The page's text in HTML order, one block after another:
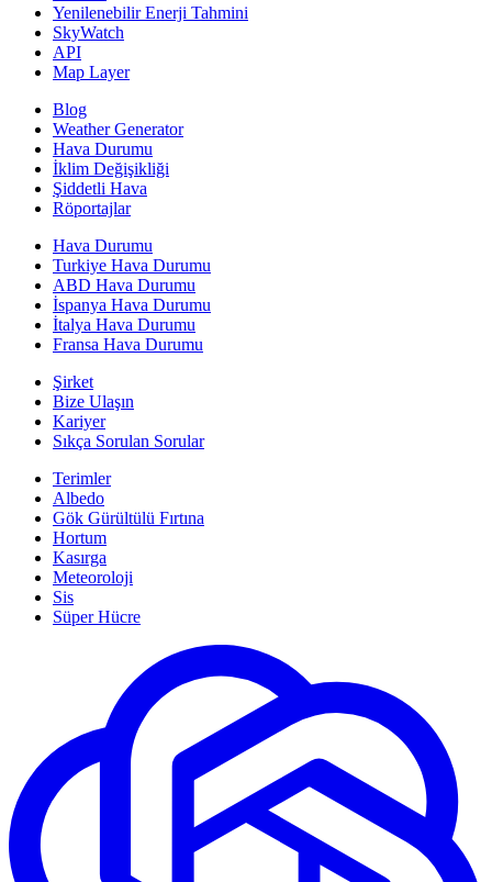
Yenilenebilir Enerji Tahmini
SkyWatch
API
Map Layer
Blog
Weather Generator
Hava Durumu
İklim Değişikliği
Şiddetli Hava
Röportajlar
Hava Durumu
Turkiye Hava Durumu
ABD Hava Durumu
İspanya Hava Durumu
İtalya Hava Durumu
Fransa Hava Durumu
Şirket
Bize Ulaşın
Kariyer
Sıkça Sorulan Sorular
Terimler
Albedo
Gök Gürültülü Fırtına
Hortum
Kasırga
Meteoroloji
Sis
Süper Hücre